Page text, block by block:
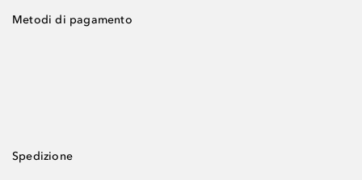
Metodi di pagamento
Spedizione